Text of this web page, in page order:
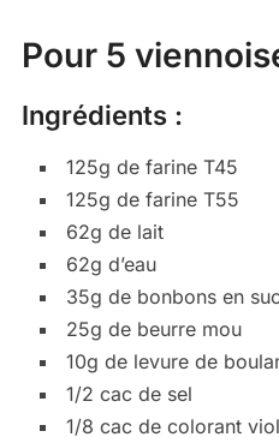
Pour 5
Ingrédients :
125g de farine T45
125g de farine T55
62g de lait
62g d’eau
35g de bonbons en
25g de beurre mou
10g de levure de
1/2 cac de sel
1/8 cac de colorant